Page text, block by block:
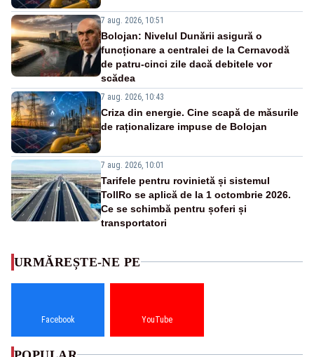
7 aug. 2026, 10:51
Bolojan: Nivelul Dunării asigură o
funcționare a centralei de la Cernavodă
de patru-cinci zile dacă debitele vor
scădea
7 aug. 2026, 10:43
Criza din energie. Cine scapă de măsurile
de raționalizare impuse de Bolojan
7 aug. 2026, 10:01
Tarifele pentru rovinietă și sistemul
TollRo se aplică de la 1 octombrie 2026.
Ce se schimbă pentru șoferi și
transportatori
URMĂREȘTE-NE PE
Facebook YouTube